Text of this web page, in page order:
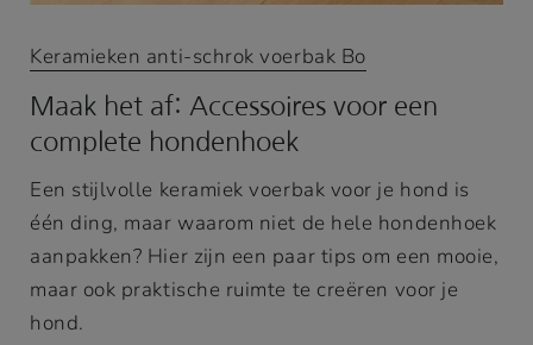
Keramieken anti-schrok voerbak Bo
Maak het af: Accessoires voor een
complete hondenhoek
Een stijlvolle keramiek voerbak voor je hond is
één ding, maar waarom niet de hele hondenhoek
aanpakken? Hier zijn een paar tips om een mooie,
maar ook praktische ruimte te creëren voor je
hond.